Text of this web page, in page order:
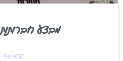
מבצע
קראו